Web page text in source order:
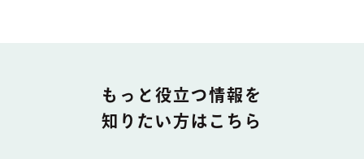
DOCUMENT
もっと役立つ情報を
知りたい方はこちら